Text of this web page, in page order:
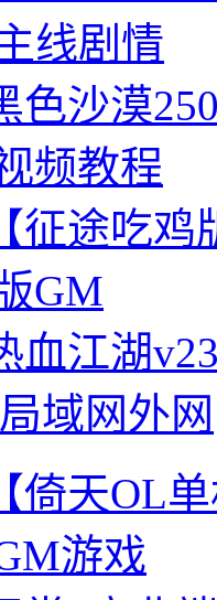
线剧情
色沙漠
频教程
【征途吃
GM
血江湖
域网外网
【倚天OL
游戏